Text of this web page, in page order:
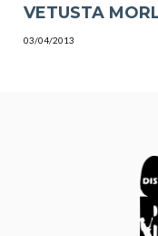
VETUSTA
03/04/2013